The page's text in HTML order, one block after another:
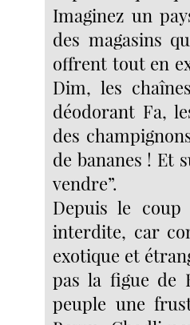
Imaginez un
des magasins
offrent tout en
Dim, les
déodorant Fa,
des
de bananes ! Et
vendre”.
Depuis le coup
interdite, car
exotique et
pas la figue de
peuple une